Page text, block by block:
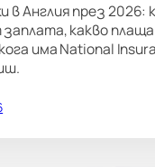
в Англия през 2026:
какво
има National